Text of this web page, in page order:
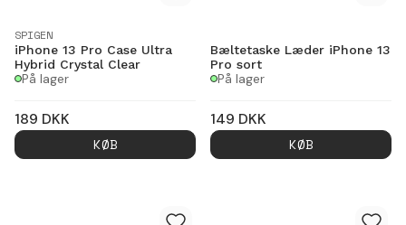
SPIGEN
iPhone 13 Pro Case Ultra
Hybrid Crystal Clear
På lager
189 DKK
KØB
Bæltetaske Læder iPhone 13
Pro sort
På lager
149 DKK
KØB